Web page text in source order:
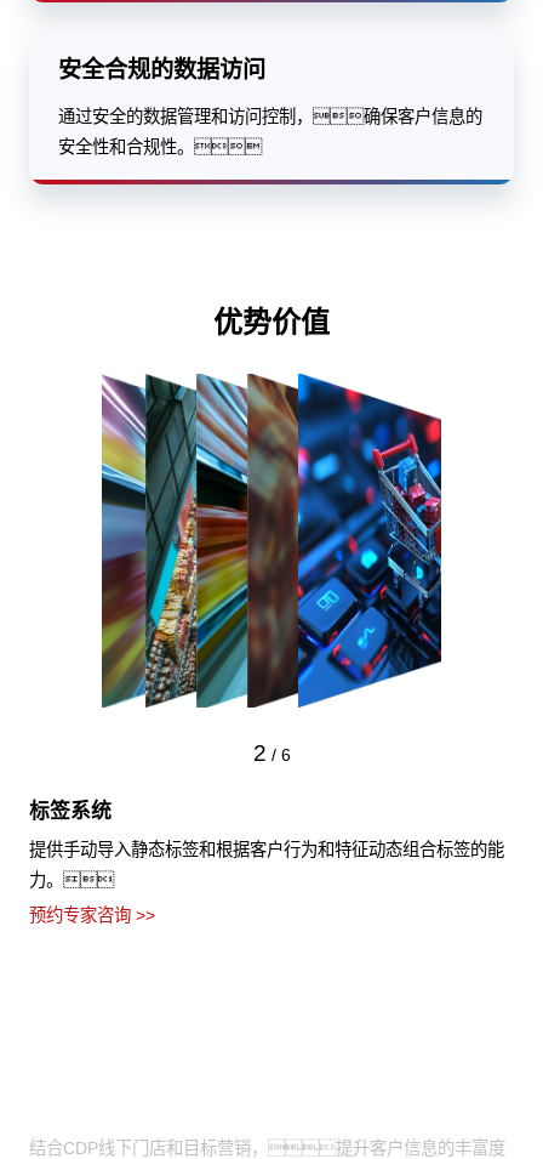
安全合规的数据访问
通过安全的数据管理和访问控制，确保客户信息的
安全性和合规性。
优势价值
2 / 6
标签系统
提供手动导入静态标签和根据客户行为和特征动态组合标签的能
力。
预约专家咨询 >>
结合CDP线下门店和目标营销，提升客户信息的丰富度